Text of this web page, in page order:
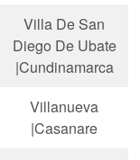
Villa De San
Diego De Ubate
|Cundinamarca
Villanueva
|Casanare